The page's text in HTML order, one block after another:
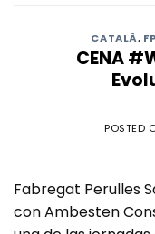
CATALÀ,
CENA
POSTED
Fabregat Perulles
con Ambesten